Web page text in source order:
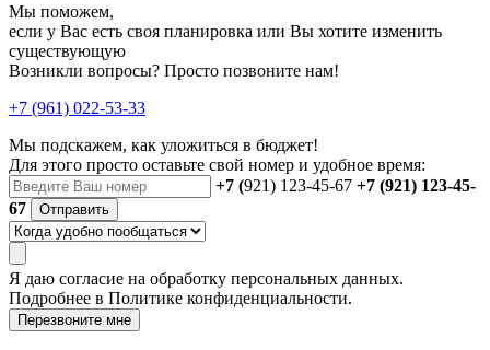
Мы поможем,
если у Вас есть своя планировка или Вы хотите изменить
существующую
Возникли вопросы? Просто позвоните нам!
+7 (961) 022-53-33
Мы подскажем, как уложиться в бюджет!
Для этого просто оставьте свой номер и удобное время:
+7 (921) 123-45-67 +7 (921) 123-45-
67
Отправить
Я даю согласие на обработку персональных данных.
Подробнее в Политике конфиденциальности.
Перезвоните мне